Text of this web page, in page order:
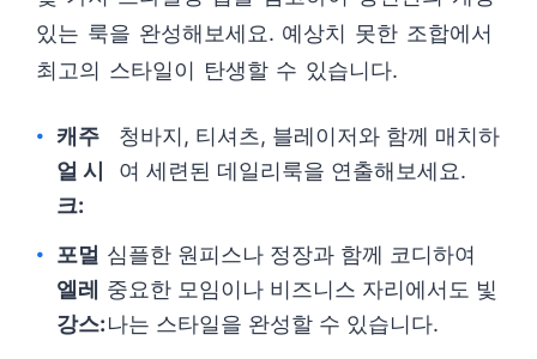
있는 룩을 완성해보세요. 예상치 못한 조합에서
최고의 스타일이 탄생할 수 있습니다.
캐주
얼 시
크:
청바지, 티셔츠, 블레이저와 함께 매치하
여 세련된 데일리룩을 연출해보세요.
포멀
엘레
강스:
심플한 원피스나 정장과 함께 코디하여
중요한 모임이나 비즈니스 자리에서도 빛
나는 스타일을 완성할 수 있습니다.